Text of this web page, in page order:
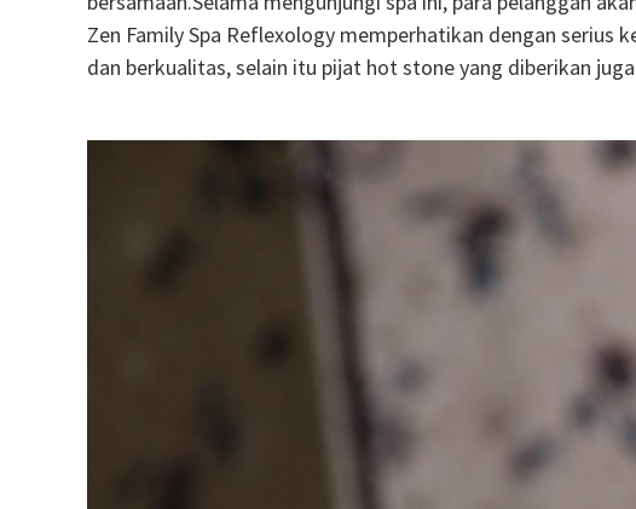
Zen Family Spa Reflexology memperhatikan dengan serius
dan berkualitas, selain itu pijat hot stone yang diberikan